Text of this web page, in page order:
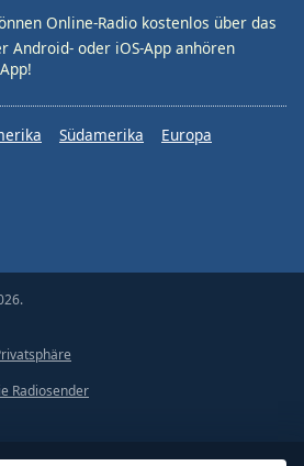
Online-Radio kostenlos über das
Android- oder iOS-App anhören
App!
Südamerika
Europa
Radiosender